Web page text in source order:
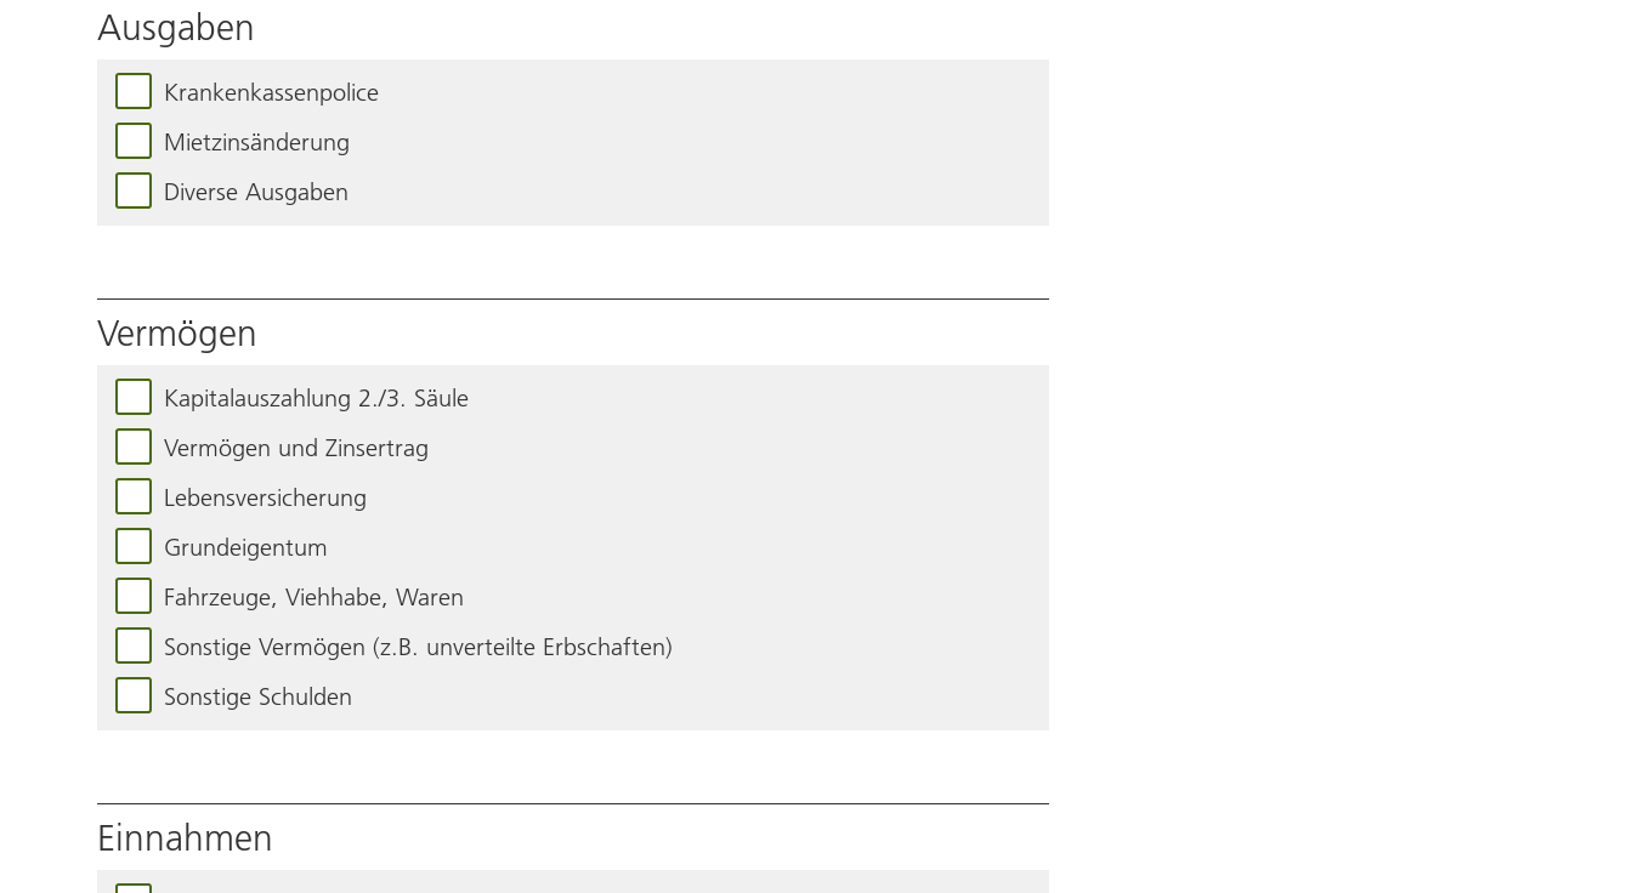
Ausgaben
Krankenkassenpolice
Mietzinsänderung
Diverse Ausgaben
Vermögen
Kapitalauszahlung 2./3. Säule
Vermögen und Zinsertrag
Lebensversicherung
Grundeigentum
Fahrzeuge, Viehhabe, Waren
Sonstige Vermögen (z.B. unverteilte Erbschaften)
Sonstige Schulden
Einnahmen